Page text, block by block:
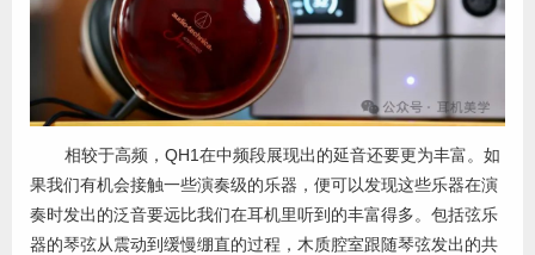
相较于高频，QH1在中频段展现出的延音还要更为丰富。如
果我们有机会接触一些演奏级的乐器，便可以发现这些乐器在演
奏时发出的泛音要远比我们在耳机里听到的丰富得多。包括弦乐
器的琴弦从震动到缓慢绷直的过程，木质腔室跟随琴弦发出的共